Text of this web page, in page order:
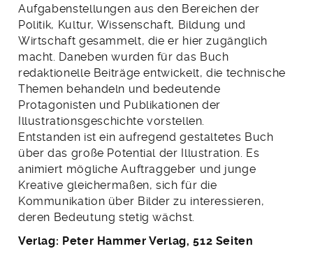
Aufgabenstellungen aus den Bereichen der
Politik, Kultur, Wissenschaft, Bildung und
Wirtschaft gesammelt, die er hier zugänglich
macht. Daneben wurden für das Buch
redaktionelle Beiträge entwickelt, die technische
Themen behandeln und bedeutende
Protagonisten und Publikationen der
Illustrationsgeschichte vorstellen.
Entstanden ist ein aufregend gestaltetes Buch
über das große Potential der Illustration. Es
animiert mögliche Auftraggeber und junge
Kreative gleichermaßen, sich für die
Kommunikation über Bilder zu interessieren,
deren Bedeutung stetig wächst.
Verlag: Peter Hammer Verlag, 512 Seiten